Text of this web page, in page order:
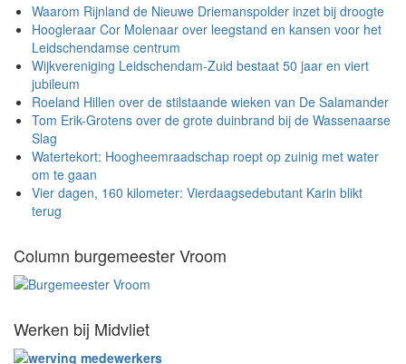
Waarom Rijnland de Nieuwe Driemanspolder inzet bij droogte
Hoogleraar Cor Molenaar over leegstand en kansen voor het
Leidschendamse centrum
Wijkvereniging Leidschendam-Zuid bestaat 50 jaar en viert
jubileum
Roeland Hillen over de stilstaande wieken van De Salamander
Tom Erik-Grotens over de grote duinbrand bij de Wassenaarse
Slag
Watertekort: Hoogheemraadschap roept op zuinig met water
om te gaan
Vier dagen, 160 kilometer: Vierdaagsedebutant Karin blikt
terug
Column burgemeester Vroom
Werken bij Midvliet